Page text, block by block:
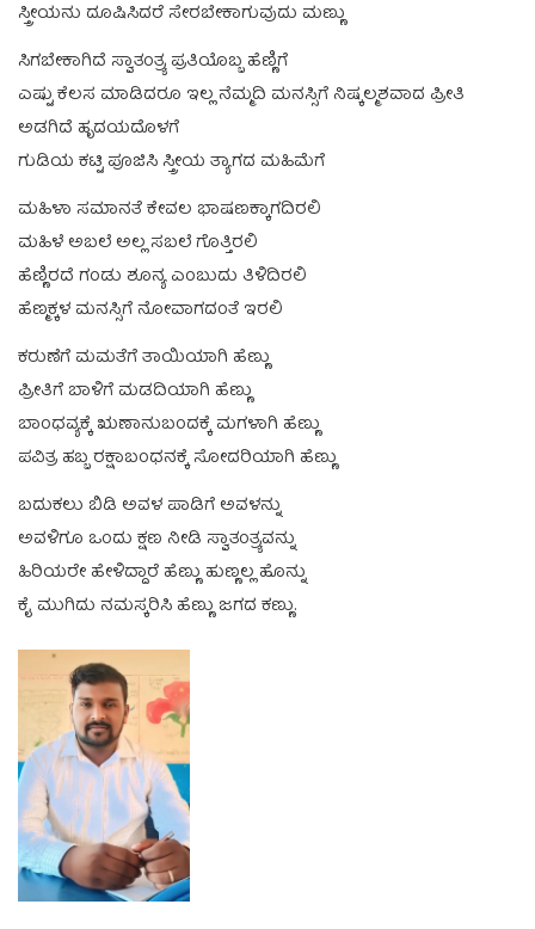
ಸ್ತ್ರೀಯನು ದೂಷಿಸಿದರೆ ಸೇರಬೇಕಾಗುವುದು ಮಣ್ಣು
ಸಿಗಬೇಕಾಗಿದೆ ಸ್ವಾತಂತ್ರ್ಯ ಪ್ರತಿಯೊಬ್ಬ ಹೆಣ್ಣಿಗೆ
ಎಷ್ಟು ಕೆಲಸ ಮಾಡಿದರೂ ಇಲ್ಲ ನೆಮ್ಮದಿ ಮನಸ್ಸಿಗೆ ನಿಷ್ಕಲ್ಮಶವಾದ ಪ್ರೀತಿ
ಅಡಗಿದೆ ಹೃದಯದೊಳಗೆ
ಗುಡಿಯ ಕಟ್ಟಿ ಪೂಜಿಸಿ ಸ್ತ್ರೀಯ ತ್ಯಾಗದ ಮಹಿಮೆಗೆ
ಮಹಿಳಾ ಸಮಾನತೆ ಕೇವಲ ಭಾಷಣಕ್ಕಾಗದಿರಲಿ
ಮಹಿಳೆ ಅಬಲೆ ಅಲ್ಲ ಸಬಲೆ ಗೊತ್ತಿರಲಿ
ಹೆಣ್ಣಿರದೆ ಗಂಡು ಶೂನ್ಯ ಎಂಬುದು ತಿಳಿದಿರಲಿ
ಹೆಣ್ಮಕ್ಕಳ ಮನಸ್ಸಿಗೆ ನೋವಾಗದಂತೆ ಇರಲಿ
ಕರುಣೆಗೆ ಮಮತೆಗೆ ತಾಯಿಯಾಗಿ ಹೆಣ್ಣು
ಪ್ರೀತಿಗೆ ಬಾಳಿಗೆ ಮಡದಿಯಾಗಿ ಹೆಣ್ಣು
ಬಾಂಧವ್ಯಕ್ಕೆ ಋಣಾನುಬಂದಕ್ಕೆ ಮಗಳಾಗಿ ಹೆಣ್ಣು
ಪವಿತ್ರ ಹಬ್ಬ ರಕ್ಷಾಬಂಧನಕ್ಕೆ ಸೋದರಿಯಾಗಿ ಹೆಣ್ಣು
ಬದುಕಲು ಬಿಡಿ ಅವಳ ಪಾಡಿಗೆ ಅವಳನ್ನು
ಅವಳಿಗೂ ಒಂದು ಕ್ಷಣ ನೀಡಿ ಸ್ವಾತಂತ್ರ್ಯವನ್ನು
ಹಿರಿಯರೇ ಹೇಳಿದ್ದಾರೆ ಹೆಣ್ಣು ಹುಣ್ಣಲ್ಲ ಹೊನ್ನು
ಕೈ ಮುಗಿದು ನಮಸ್ಕರಿಸಿ ಹೆಣ್ಣು ಜಗದ ಕಣ್ಣು.